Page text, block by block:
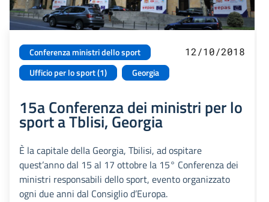
Conferenza ministri dello sport
Ufficio per lo sport (1)
Georgia
12/10/2018
15a Conferenza dei ministri per lo
sport a Tblisi, Georgia
È la capitale della Georgia, Tbilisi, ad ospitare
quest’anno dal 15 al 17 ottobre la 15° Conferenza dei
ministri responsabili dello sport, evento organizzato
ogni due anni dal Consiglio d’Europa.